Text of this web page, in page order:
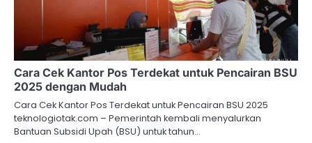
Cara Cek Kantor Pos Terdekat untuk Pencairan BSU
2025 dengan Mudah
Cara Cek Kantor Pos Terdekat untuk Pencairan BSU 2025
teknologiotak.com – Pemerintah kembali menyalurkan
Bantuan Subsidi Upah (BSU) untuk tahun…